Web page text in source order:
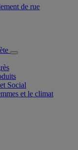
de rue
Social
et le climat